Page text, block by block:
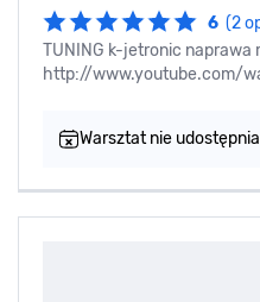
6 (2
TUNING k-jetronic naprawa
http://www.youtube.com/
Warsztat nie